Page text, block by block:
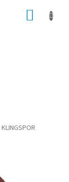
KLINGSPOR